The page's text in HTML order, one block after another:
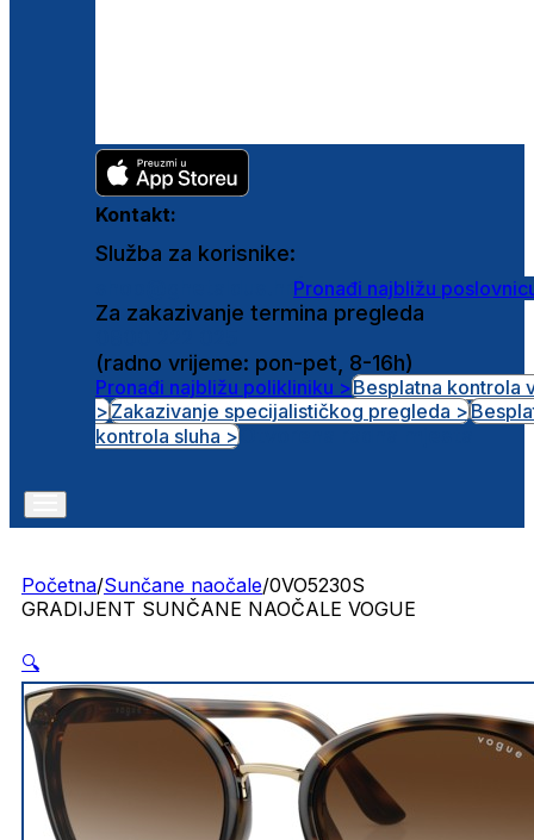
Kontakt:
Služba za korisnike:
Pronađi najbližu
Za zakazivanje termina pregleda
(radno vrijeme: pon-pet, 8-16h)
Pronađi najbližu polikliniku >Besplatna kontrola
>Zakazivanje specijalističkog pregleda >
kontrola sluha >
Početna/Sunčane naočale/0VO5230S
GRADIJENT SUNČANE NAOČALE VOGUE
🔍